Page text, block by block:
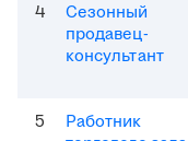
4
Сезонный
продавец-
консультант
5
Работник